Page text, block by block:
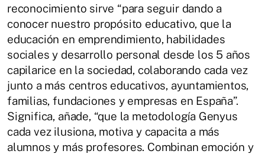
reconocimiento sirve “para seguir dando a
conocer nuestro propósito educativo, que la
educación en emprendimiento, habilidades
sociales y desarrollo personal desde los 5 años
capilarice en la sociedad, colaborando cada vez
junto a más centros educativos, ayuntamientos,
familias, fundaciones y empresas en España”.
Significa, añade, “que la metodología Genyus
cada vez ilusiona, motiva y capacita a más
alumnos y más profesores. Combinan emoción y